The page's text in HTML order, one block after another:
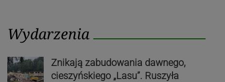
Wydarzenia
Znikają zabudowania dawnego,
cieszyńskiego „Lasu”. Ruszyła